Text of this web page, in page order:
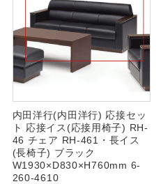
内田洋行(内田洋行) 応接セッ
ト 応接イス(応接用椅子) RH-
46 チェア RH-461・長イス
(長椅子) ブラック
W1930×D830×H760mm 6-
260-4610